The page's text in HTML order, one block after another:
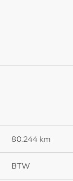
80.244 km
BTW